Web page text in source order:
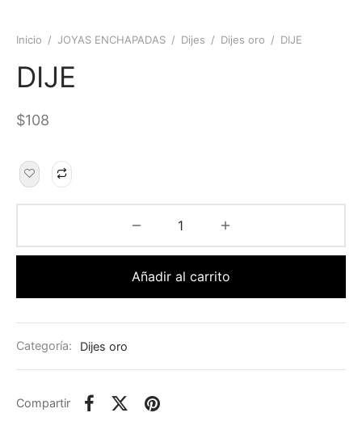
Inicio / JOYAS ENCHAPADAS / Dijes / Dijes oro / DIJE
DIJE
$108
Añadir al carrito
Categoría: Dijes oro
Compartir